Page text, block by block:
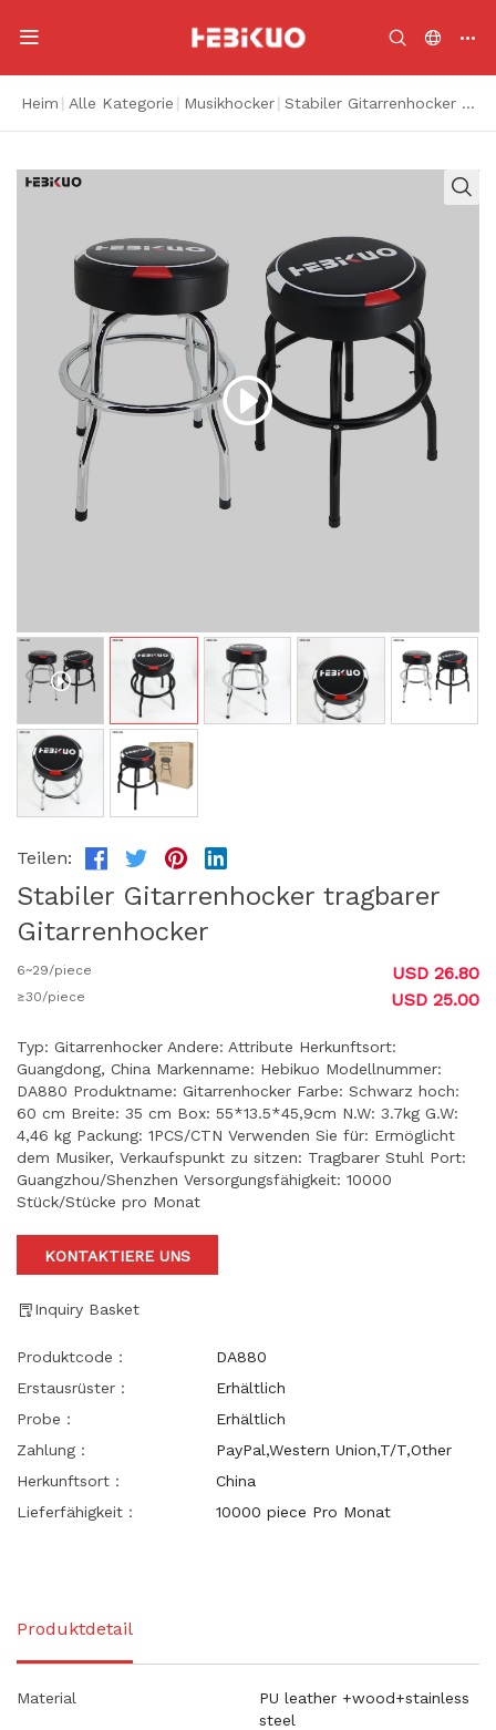
Heim Alle Kategorie Musikhocker Stabiler Gitarrenhocker tragbarer Gitarrenhocker
Teilen:
Stabiler Gitarrenhocker tragbarer
Gitarrenhocker
6~29/piece USD 26.80
≥30/piece USD 25.00
Typ: Gitarrenhocker Andere: Attribute Herkunftsort:
Guangdong, China Markenname: Hebikuo Modellnummer:
DA880 Produktname: Gitarrenhocker Farbe: Schwarz hoch:
60 cm Breite: 35 cm Box: 55*13.5*45,9cm N.W: 3.7kg G.W:
4,46 kg Packung: 1PCS/CTN Verwenden Sie für: Ermöglicht
dem Musiker, Verkaufspunkt zu sitzen: Tragbarer Stuhl Port:
Guangzhou/Shenzhen Versorgungsfähigkeit: 10000
Stück/Stücke pro Monat
KONTAKTIERE UNS
Inquiry Basket
Produktcode：
DA880
Erstausrüster：
Erhältlich
Probe：
Erhältlich
Zahlung：
PayPal,Western Union,T/T,Other
Herkunftsort：
China
Lieferfähigkeit：
10000 piece Pro Monat
Produktdetail
Material
PU leather +wood+stainless
steel